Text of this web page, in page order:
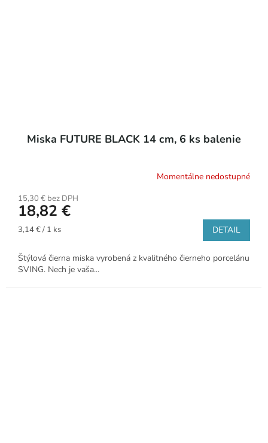
Miska FUTURE BLACK 14 cm, 6 ks balenie
Momentálne nedostupné
15,30 € bez DPH
18,82 €
Jednotková
3,14 € / 1 ks DETAIL
Štýlová čierna miska vyrobená z kvalitného čierneho porcelánu
SVING. Nech je vaša...